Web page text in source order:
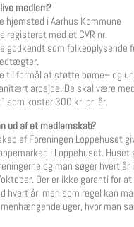
medlem?
hjemsted i Aarhus Kommune
registeret med et CVR nr.
godkendt som folkeoplysende
til formål at støtte børne– og
arbejde. De skal være
som koster 300 kr. pr. år.
ud af et medlemskab?
af Foreningen Loppehuset
i Loppehuset.
man søger hvert år i
Der er ikke garanti for
hvert år, men som regel kan
uger, hvor man